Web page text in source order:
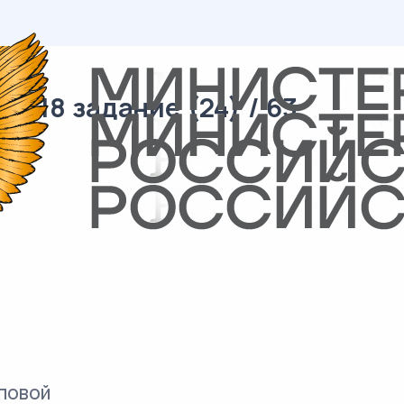
/ 18 задание (24) / 63